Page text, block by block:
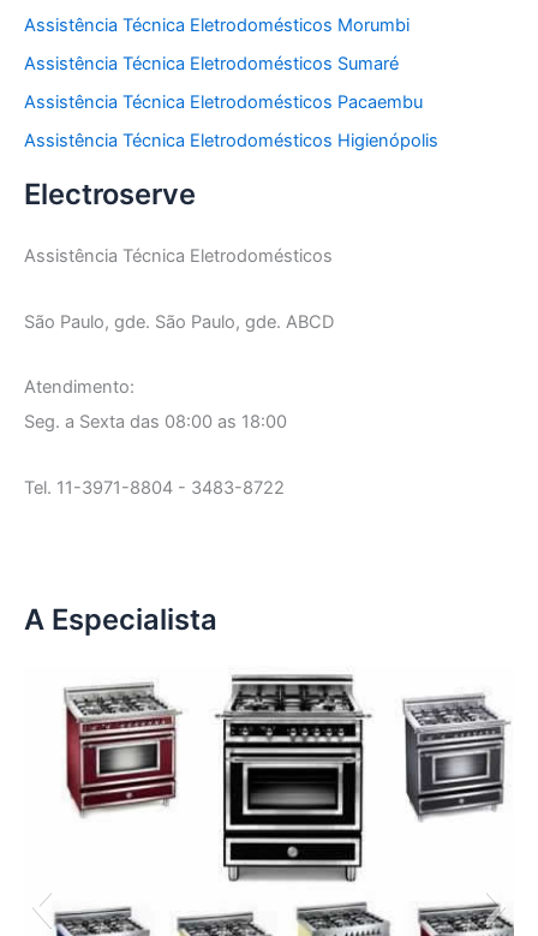
Assistência Técnica Eletrodomésticos Morumbi
Assistência Técnica Eletrodomésticos Sumaré
Assistência Técnica Eletrodomésticos Pacaembu
Assistência Técnica Eletrodomésticos Higienópolis
Electroserve
Assistência Técnica Eletrodomésticos
São Paulo, gde. São Paulo, gde. ABCD
Atendimento:
Seg. a Sexta das 08:00 as 18:00
Tel. 11-3971-8804 - 3483-8722
A Especialista